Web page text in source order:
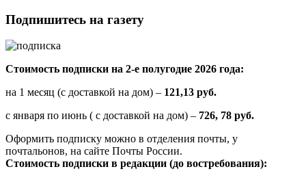
Подпишитесь на газету
Стоимость подписки на 2-е полугодие 2026 года:
на 1 месяц (с доставкой на дом) – 121,13 руб.
с января по июнь ( с доставкой на дом) – 726, 78 руб.
Оформить подписку можно в отделения почты, у
почтальонов, на сайте Почты России.
Стоимость подписки в редакции (до востребования):